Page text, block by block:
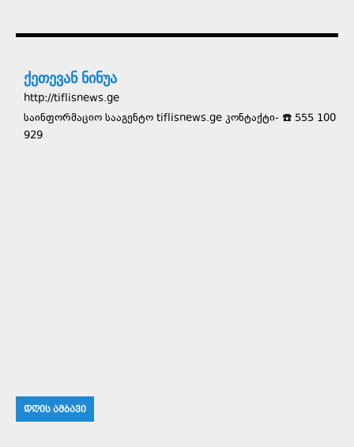
ქეთევან ნინუა
http://tiflisnews.ge
საინფორმაციო სააგენტო tiflisnews.ge კონტაქტი- ☎️ 555 100
929
ᲓᲦᲘᲡ ᲐᲛᲑᲐᲕᲘ